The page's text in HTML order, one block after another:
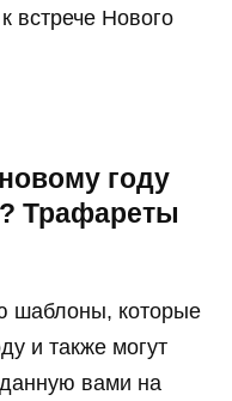
встрече Нового
году
Трафареты
шаблоны, которые
и также могут
вами на